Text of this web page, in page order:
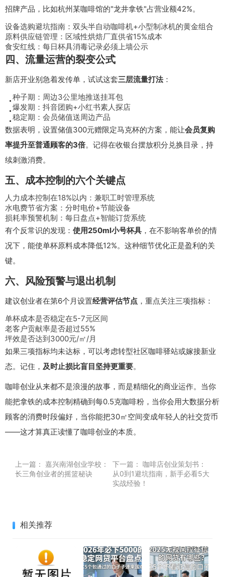
招牌产品，比如杭州某咖啡馆的"龙井拿铁"占营业额42%。
设备选购避坑指南：双头半自动咖啡机+小型制冰机的黄金组合
原料供应链管理：区域性烘焙厂直供省15%成本
食安红线：每日杯具消毒记录必须上墙公示
四、流量运营的裂变公式
新店开业别急着发传单，试试这套三层流量打法：
种子期：周边3公里地推送挂耳包
爆发期：抖音团购+小红书素人探店
稳定期：会员储值送周边产品
数据表明，设置储值300元赠限定马克杯的方案，能让会员复购
率提升至普通顾客的3倍。记得在收银台摆放积分兑换目录，持
续刺激消费。
五、成本控制的六个关键点
人力成本控制在18%以内：兼职工时管理系统
水电费节省方案：分时电价+节能设备
损耗率预警机制：每日盘点+智能订货系统
有个反常识的发现： 使用250ml小号杯具 ，在不影响客单价的情
况下，能使单杯原料成本降低12%。这种细节优化正是盈利的关
键。
六、风险预警与退出机制
建议创业者在第6个月设置经营评估节点 ，重点关注三项指标：
单杯成本是否稳定在5-7元区间
老客户贡献率是否超过55%
坪效是否达到3000元/㎡/月
如果三项指标均未达标，可以考虑转型社区咖啡驿站或嫁接新业
态。记住， 及时止损比盲目坚持更重要。
咖啡创业从来都不是浪漫的故事，而是精细化的商业运作。当你
能把拿铁的成本控制精确到每0.5克咖啡粉，当你会用大数据分析
顾客的消费时段偏好，当你能把30㎡空间变成年轻人的社交货币
——这才算真正读懂了咖啡创业的本质。
上一篇： 嘉兴南湖创业学校：
长三角创业者的摇篮秘诀
下一篇： 咖啡店创业策划书：
从0到1避坑指南，新手必看5大
实战经验！
相关推荐